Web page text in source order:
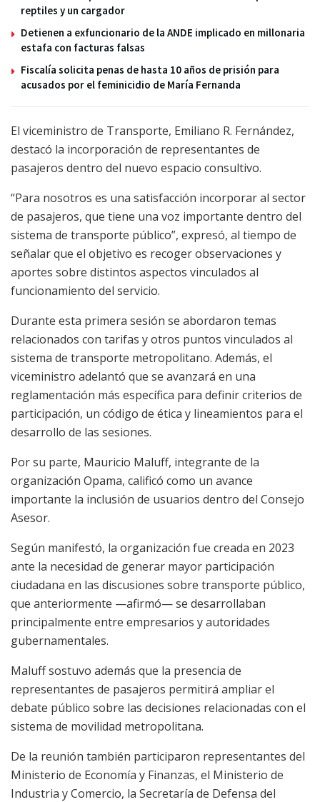
reptiles y un cargador
Detienen a exfuncionario de la ANDE implicado en millonaria
estafa con facturas falsas
Fiscalía solicita penas de hasta 10 años de prisión para
acusados por el feminicidio de María Fernanda
El viceministro de Transporte, Emiliano R. Fernández,
destacó la incorporación de representantes de
pasajeros dentro del nuevo espacio consultivo.
“Para nosotros es una satisfacción incorporar al sector
de pasajeros, que tiene una voz importante dentro del
sistema de transporte público”, expresó, al tiempo de
señalar que el objetivo es recoger observaciones y
aportes sobre distintos aspectos vinculados al
funcionamiento del servicio.
Durante esta primera sesión se abordaron temas
relacionados con tarifas y otros puntos vinculados al
sistema de transporte metropolitano. Además, el
viceministro adelantó que se avanzará en una
reglamentación más específica para definir criterios de
participación, un código de ética y lineamientos para el
desarrollo de las sesiones.
Por su parte, Mauricio Maluff, integrante de la
organización Opama, calificó como un avance
importante la inclusión de usuarios dentro del Consejo
Asesor.
Según manifestó, la organización fue creada en 2023
ante la necesidad de generar mayor participación
ciudadana en las discusiones sobre transporte público,
que anteriormente —afirmó— se desarrollaban
principalmente entre empresarios y autoridades
gubernamentales.
Maluff sostuvo además que la presencia de
representantes de pasajeros permitirá ampliar el
debate público sobre las decisiones relacionadas con el
sistema de movilidad metropolitana.
De la reunión también participaron representantes del
Ministerio de Economía y Finanzas, el Ministerio de
Industria y Comercio, la Secretaría de Defensa del